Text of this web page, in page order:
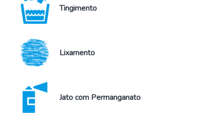
Tingimento
Lixamento
Jato com Permanganato